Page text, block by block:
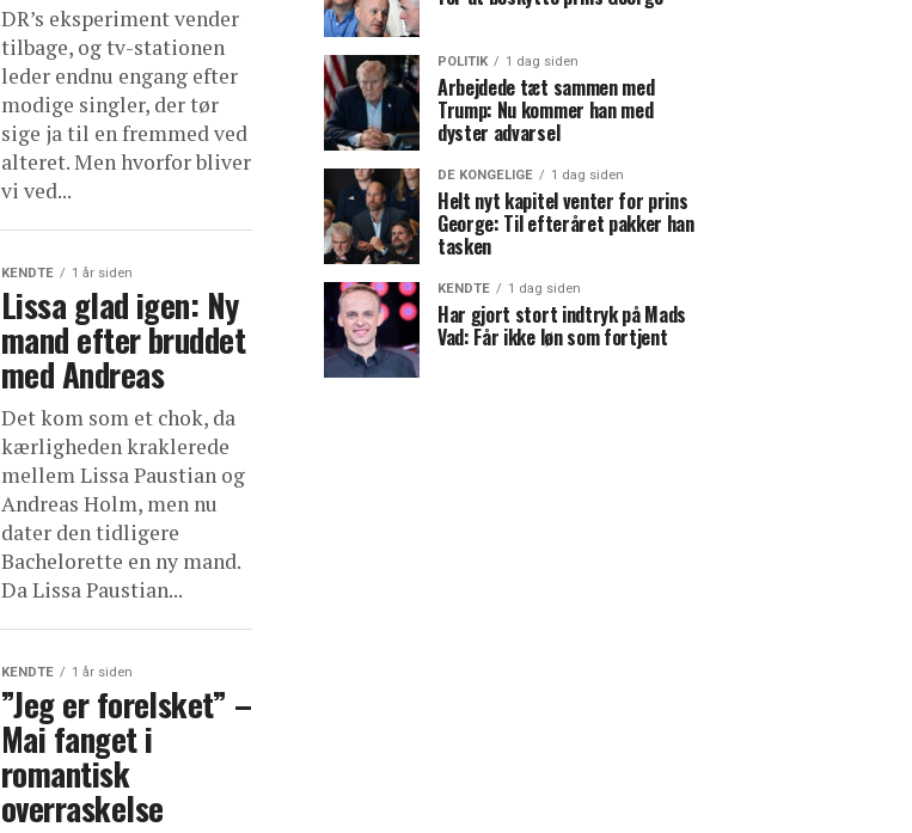
DR’s eksperiment vender
tilbage, og tv-stationen
leder endnu engang efter
modige singler, der tør
sige ja til en fremmed ved
alteret. Men hvorfor bliver
vi ved...
KENDTE 1 år siden
Lissa glad igen: Ny
mand efter bruddet
med Andreas
Det kom som et chok, da
kærligheden kraklerede
mellem Lissa Paustian og
Andreas Holm, men nu
dater den tidligere
Bachelorette en ny mand.
Da Lissa Paustian...
KENDTE 1 år siden
”Jeg er forelsket” –
Mai fanget i
romantisk
overraskelse
POLITIK 1 dag siden
Arbejdede tæt sammen med
Trump: Nu kommer han med
dyster advarsel
DE KONGELIGE 1 dag siden
Helt nyt kapitel venter for prins
George: Til efteråret pakker han
tasken
KENDTE 1 dag siden
Har gjort stort indtryk på Mads
Vad: Får ikke løn som fortjent